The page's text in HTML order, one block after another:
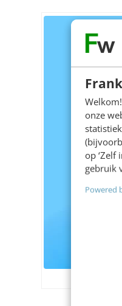
onze
op ‘Zelf
gebruik
Powered